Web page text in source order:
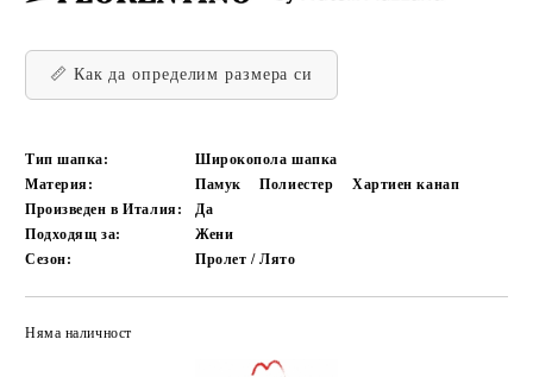
📏 Как да определим размера си
Тип шапка:
Широкопола шапка
Материя:
Памук Полиестер
Хартиен канап
Произведен в Италия:
Да
Подходящ за:
Жени
Сезон:
Пролет / Лято
Няма наличност